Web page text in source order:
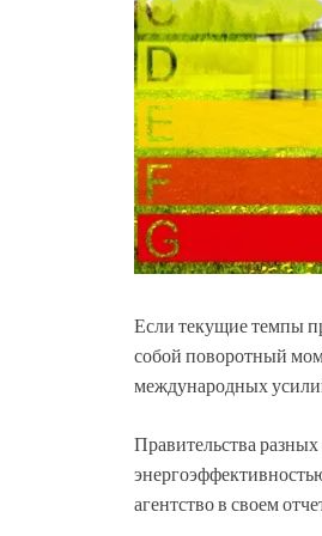
Если текущие темпы
собой поворотный
международных
Правительства
агентство в своем